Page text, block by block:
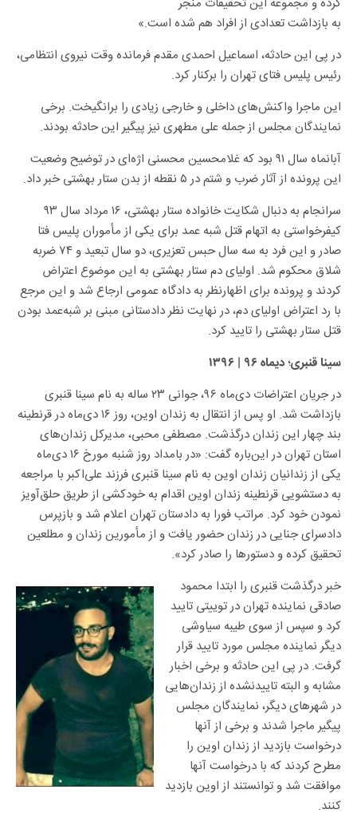
به بازداشت تعدادی از افراد هم شده است.»
در پی این حادثه، اسماعیل احمدی مقدم فرمانده وقت نیروی انتظامی،
رئیس پلیس فتای تهران را برکنار کرد.
این ماجرا واکنش‌های داخلی و خارجی زیادی را برانگیخت. برخی
نمایندگان مجلس از جمله علی مطهری نیز پیگیر این حادثه بودند.
آبانماه سال ۹۱ بود که غلامحسین محسنی اژه‌ای در توضیح وضعیت
این پرونده از آثار ضرب و شتم در ۵ نقطه از بدن ستار بهشتی خبر داد.
سرانجام به دنبال شکایت خانواده ستار بهشتی، ۱۶ مرداد سال ۹۳
کیفرخواستی به اتهام قتل شبه عمد برای یکی از مأموران پلیس فتا
صادر و این فرد به سه سال حبس تعزیری، دو سال تبعید و ۷۴ ضربه
شلاق محکوم شد. اولیای دم ستار بهشتی به این موضوع اعتراض
کردند و پرونده برای اظهارنظر به دادگاه عمومی ارجاع شد و این مرجع
با رد اعتراض اولیای دم، در نهایت نظر دادستانی مبنی بر شبه‌عمد بودن
قتل ستار بهشتی را تایید کرد.
سینا قنبری؛دیماه ۹۶ | ۱۳۹۶
در جریان اعتراضات دی‌ماه ۹۶، جوانی ۲۳ ساله به نام سینا قنبری
بازداشت شد. او پس از انتقال به زندان اوین، روز ۱۶ دی‌ماه در قرنطینه
بند چهار این زندان درگذشت. مصطفی محبی، مدیرکل زندان‌های
استان تهران در این‌باره گفت: «در بامداد روز شنبه مورخ ۱۶ دی‌ماه
یکی از زندانیان زندان اوین به نام سینا قنبری فرزند علی‌اکبر با مراجعه
به دستشویی قرنطینه زندان اوین اقدام به خودکشی از طریق حلق‌آویز
نمودن خود کرد. مراتب فورا به دادستان تهران اعلام شد و بازپرس
دادسرای جنایی در زندان حضور یافت و از مأمورین زندان و مطلعین
تحقیق کرده و دستورها را صادر کرد».
خبر درگذشت قنبری را ابتدا محمود
صادقی نماینده تهران در توییتی تایید
کرد و سپس از سوی طیبه سیاوشی
دیگر نماینده مجلس مورد تایید قرار
گرفت. در پی این حادثه و برخی اخبار
مشابه و البته تاییدنشده از زندان‌هایی
در شهرهای دیگر، نمایندگان مجلس
پیگیر ماجرا شدند و برخی از آنها
درخواست بازدید از زندان اوین را
مطرح کردند که با درخواست آنها
موافقت شد و توانستند از اوین بازدید
کنند.